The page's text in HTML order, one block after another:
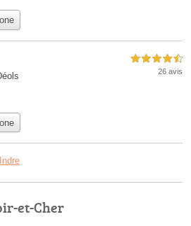
4,5 étoiles sur 5
26 avis
et-Cher